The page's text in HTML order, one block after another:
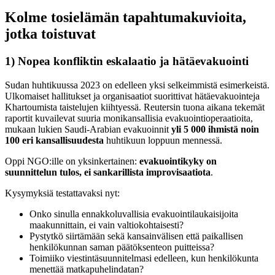
Kolme tosielämän tapahtumakuvioita,
jotka toistuvat
1) Nopea konfliktin eskalaatio ja hätäevakuointi
Sudan huhtikuussa 2023 on edelleen yksi selkeimmistä esimerkeistä.
Ulkomaiset hallitukset ja organisaatiot suorittivat hätäevakuointeja
Khartoumista taistelujen kiihtyessä. Reutersin tuona aikana tekemät
raportit kuvailevat suuria monikansallisia evakuointioperaatioita,
mukaan lukien Saudi-Arabian evakuoinnit yli 5 000 ihmistä noin
100 eri kansallisuudesta huhtikuun loppuun mennessä.
Oppi NGO:ille on yksinkertainen: evakuointikyky on
suunnittelun tulos, ei sankarillista improvisaatiota.
Kysymyksiä testattavaksi nyt:
Onko sinulla ennakkoluvallisia evakuointilaukaisijoita
maakunnittain, ei vain valtiokohtaisesti?
Pystytkö siirtämään sekä kansainvälisen että paikallisen
henkilökunnan saman päätöksenteon puitteissa?
Toimiiko viestintäsuunnitelmasi edelleen, kun henkilökunta
menettää matkapuhelindatan?